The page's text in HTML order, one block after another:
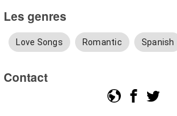
Les genres
Love Songs Romantic Spanish
Contact